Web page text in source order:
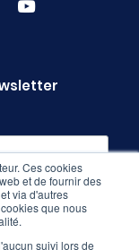
Ces cookies
et de fournir des
via d'autres
que nous
suivi lors de